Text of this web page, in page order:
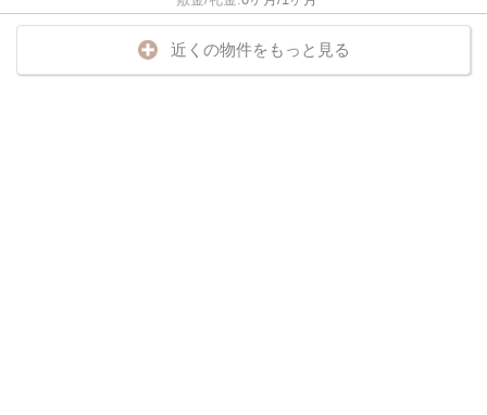
近くの物件をもっと見る